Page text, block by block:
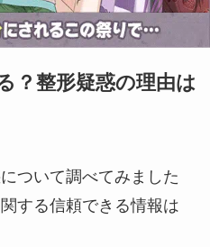
？整形疑惑の理由は
ついて調べてみました
する信頼できる情報は